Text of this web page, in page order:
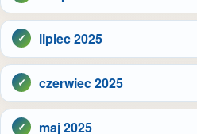
lipiec 2025
czerwiec 2025
maj 2025